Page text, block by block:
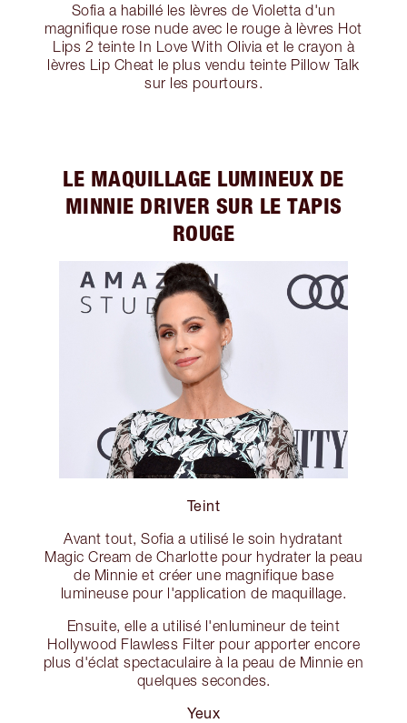
Sofia a habillé les lèvres de Violetta d'un
magnifique rose nude avec le rouge à lèvres Hot
Lips 2 teinte In Love With Olivia et le crayon à
lèvres Lip Cheat le plus vendu teinte Pillow Talk
sur les pourtours.
LE MAQUILLAGE LUMINEUX DE
MINNIE DRIVER SUR LE TAPIS
ROUGE
Teint
Avant tout, Sofia a utilisé le soin hydratant
Magic Cream de Charlotte pour hydrater la peau
de Minnie et créer une magnifique base
lumineuse pour l'application de maquillage.
Ensuite, elle a utilisé l'enlumineur de teint
Hollywood Flawless Filter pour apporter encore
plus d'éclat spectaculaire à la peau de Minnie en
quelques secondes.
Yeux